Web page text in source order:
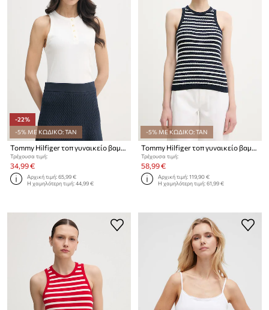
-22%
-5% ΜΕ ΚΩΔΙΚΟ: TAN
Tommy Hilfiger τοπ γυναικείο βαμβακερό
Τρέχουσα τιμή:
34,99 €
Αρχική τιμή:65,99 €
Η χαμηλότερη τιμή:44,99 €
-5% ΜΕ ΚΩΔΙΚΟ: TAN
Tommy Hilfiger τοπ γυναικείο βαμβακερό
Τρέχουσα τιμή:
58,99 €
Αρχική τιμή:119,90 €
Η χαμηλότερη τιμή:61,99 €